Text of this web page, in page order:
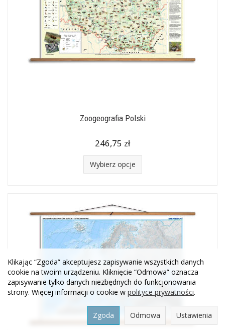
Zoogeografia Polski
246,75 zł
Wybierz opcje
Klikając “Zgoda” akceptujesz zapisywanie wszystkich danych
cookie na twoim urządzeniu. Kliknięcie “Odmowa” oznacza
zapisywanie tylko danych niezbędnych do funkcjonowania
strony. Więcej informacji o cookie w polityce prywatności.
Ustawienia
Odmowa
Zgoda